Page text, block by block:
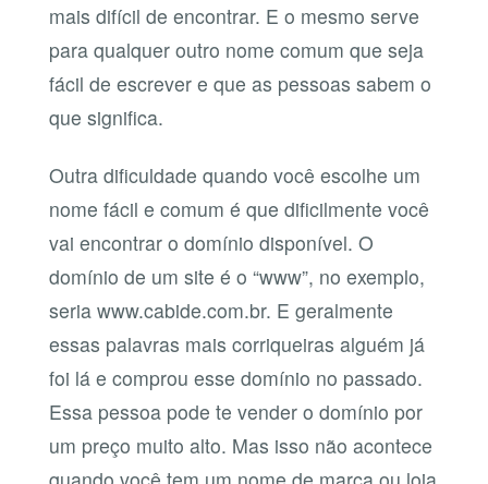
mais difícil de encontrar. E o mesmo serve
para qualquer outro nome comum que seja
fácil de escrever e que as pessoas sabem o
que significa.
Outra dificuldade quando você escolhe um
nome fácil e comum é que dificilmente você
vai encontrar o domínio disponível. O
domínio de um site é o “www”, no exemplo,
seria www.cabide.com.br. E geralmente
essas palavras mais corriqueiras alguém já
foi lá e comprou esse domínio no passado.
Essa pessoa pode te vender o domínio por
um preço muito alto. Mas isso não acontece